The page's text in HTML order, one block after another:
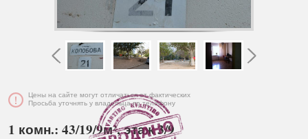
Цены на сайте могут отличаться от фактических
Просьба уточнять у владельца по телефону
1 комн.: 43/19/9м², этаж 3/9